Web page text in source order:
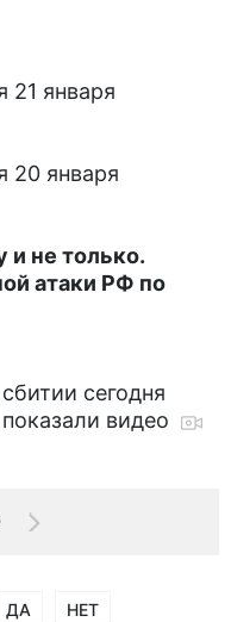
21 января
20 января
и не только.
атаки РФ по
сегодня
видео
ДА НЕТ